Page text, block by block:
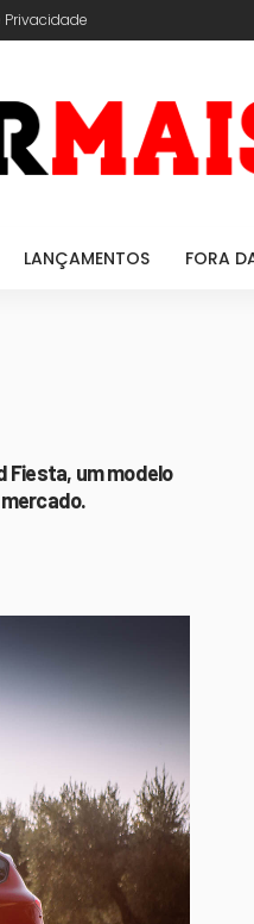
Privacidade
LANÇAMENTOS FORA
Fiesta, um modelo